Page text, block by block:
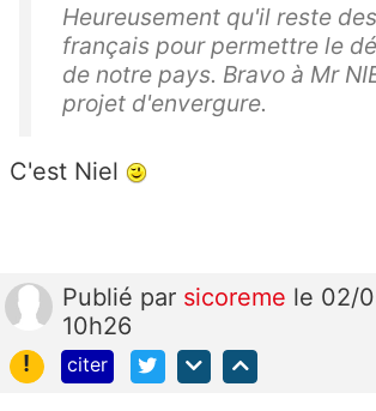
Heureusement qu'il reste
français pour permettre le
de notre pays. Bravo à Mr
projet d'envergure.
C'est Niel
Publié par sicoreme le 02/
10h26
!
citer